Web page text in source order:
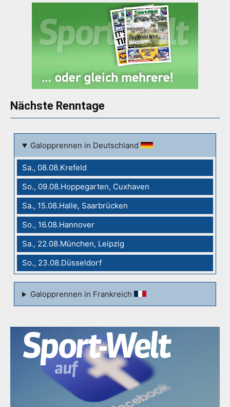
Nächste Renntage
Galopprennen in Deutschland
Sa., 08.08.Krefeld
So., 09.08.Hoppegarten, Cuxhaven
Sa., 15.08.Halle, Saarbrücken
So., 16.08.Hannover
Sa., 22.08.München, Leipzig
So., 23.08.Düsseldorf
Galopprennen in Frankreich